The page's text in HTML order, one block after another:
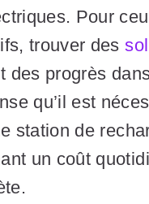
Pour
trouver des
des progrès
qu’il est
station de
un coût